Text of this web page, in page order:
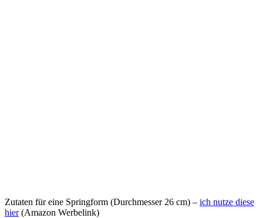
Zutaten für eine Springform (Durchmesser 26 cm) – ich nutze diese
hier(Amazon Werbelink)